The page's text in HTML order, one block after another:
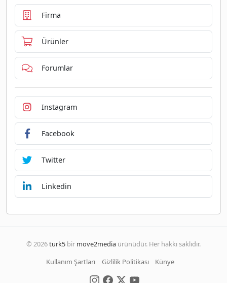
Firma
Ürünler
Forumlar
Instagram
Facebook
Twitter
Linkedin
© 2026turk5 bir move2media ürünüdür. Her hakkı saklıdır.
Kullanım Şartları
Gizlilik Politikası Künye